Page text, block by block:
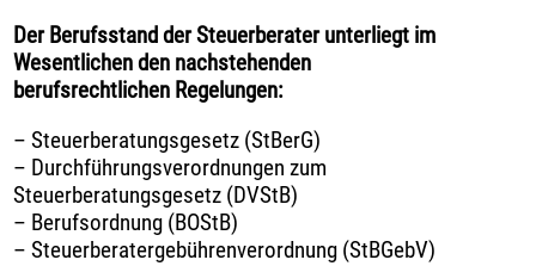
Der Berufsstand der Steuerberater unterliegt im
Wesentlichen den nachstehenden
berufsrechtlichen Regelungen:
– Steuerberatungsgesetz (StBerG)
– Durchführungsverordnungen zum
Steuerberatungsgesetz (DVStB)
– Berufsordnung (BOStB)
– Steuerberatergebührenverordnung (StBGebV)